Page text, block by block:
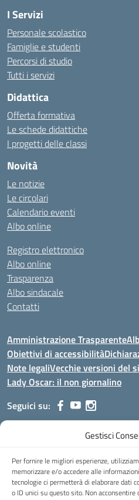
Gestisci
Per fornire le migliori esperienze,
memorizzare e/o accedere alle
tecnologie ci permetterà di elaborare dati
o ID unici su questo sito. Non
I Servizi
Personale scolastico
Famiglie e studenti
Percorsi di studio
Tutti i servizi
Didattica
Offerta formativa
Le schede didattiche
I progetti delle classi
Novità
Le notizie
Le circolari
Calendario eventi
Albo online
Registro elettronico
Albo online
Trasparenza
Albo sindacale
Contatti
Amministrazione Trasparente
Obiettivi di accessibilità
Note legaliVecchie versioni del
Lady Oscar: il non giornalino
Seguici su:
Viale Aldo Moro, 51 - 24021
Posta elettronica certificata (PEC):
Codice fiscale: 95002390169